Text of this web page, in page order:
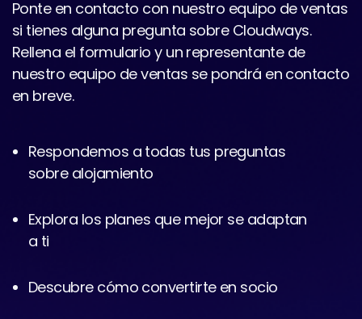
Ponte en contacto con nuestro equipo de ventas
si tienes alguna pregunta sobre Cloudways.
Rellena el formulario y un representante de
nuestro equipo de ventas se pondrá en contacto
en breve.
Respondemos a todas tus preguntas
sobre alojamiento
Explora los planes que mejor se adaptan
a ti
Descubre cómo convertirte en socio